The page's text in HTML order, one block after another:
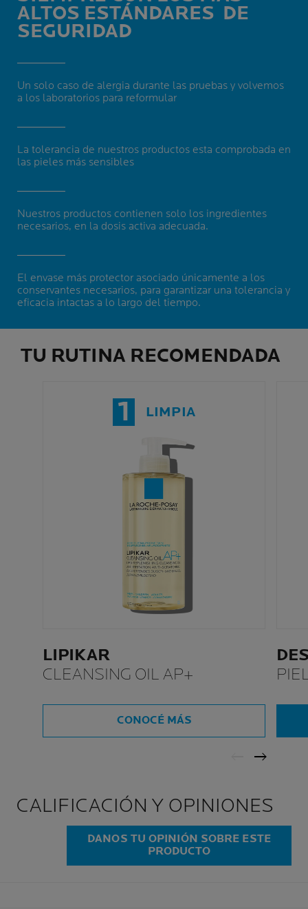
ALTOS ESTÁNDARES DE
SEGURIDAD
Un solo caso de alergia durante las pruebas y volvemos
a los laboratorios para reformular
La tolerancia de nuestros productos esta comprobada en
las pieles más sensibles
Nuestros productos contienen solo los ingredientes
necesarios, en la dosis activa adecuada.
El envase más protector asociado únicamente a los
conservantes necesarios, para garantizar una tolerancia y
eficacia intactas a lo largo del tiempo.
TU RUTINA RECOMENDADA
1 LIMPIA
LIPIKAR
CLEANSING OIL AP+
CONOCÉ MÁS
CALIFICACIÓN Y OPINIONES
DANOS TU OPINIÓN SOBRE ESTE
PRODUCTO